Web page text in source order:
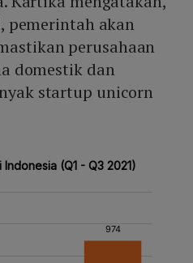
pemerintah akan
perusahaan
domestik dan
startup unicorn